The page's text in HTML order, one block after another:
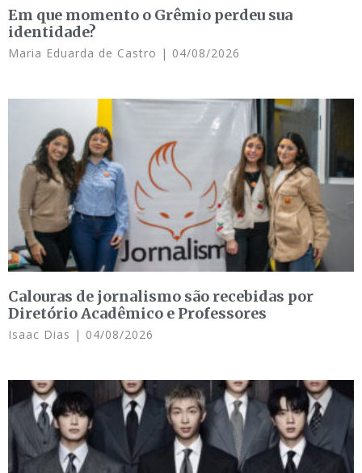
Em que momento o Grêmio perdeu sua
identidade?
Maria Eduarda de Castro 04/08/2026
Calouras de jornalismo são recebidas por
Diretório Acadêmico e Professores
Isaac Dias 04/08/2026